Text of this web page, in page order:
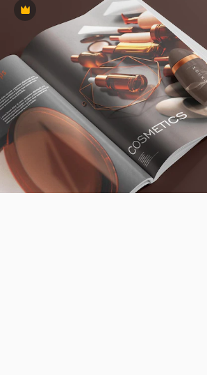
Премиум